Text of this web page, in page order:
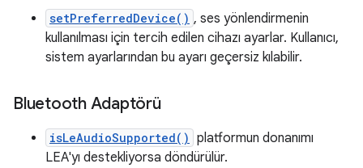
setPreferredDevice() , ses yönlendirmenin
kullanılması için tercih edilen cihazı ayarlar. Kullanıcı,
sistem ayarlarından bu ayarı geçersiz kılabilir.
Bluetooth Adaptörü
isLeAudioSupported() platformun donanımı
LEA'yı destekliyorsa döndürülür.